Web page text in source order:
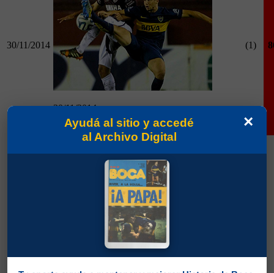
30/11/2014
30/11/2014
Lanús 2 - Boca 2
(1)
Partido
Boca 1 - Racing 2
×
Ayudá al sitio y accedé
al Archivo Digital